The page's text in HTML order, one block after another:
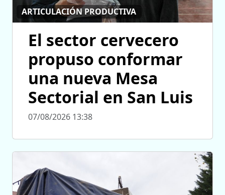
ARTICULACIÓN PRODUCTIVA
El sector cervecero
propuso conformar
una nueva Mesa
Sectorial en San Luis
07/08/2026 13:38